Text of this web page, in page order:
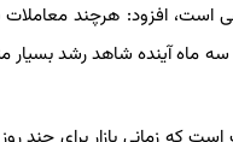
است، افزود: هرچند معاملات
سه ماه آینده شاهد رشد